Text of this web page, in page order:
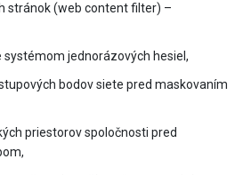
stránok (web content filter) –
jednorázových hesiel,
bodov siete pred maskovaním
priestorov spoločnosti pred